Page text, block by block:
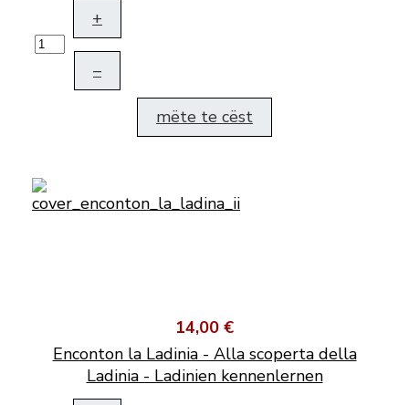
+
–
mëte te cëst
14,00 €
Enconton la Ladinia - Alla scoperta della
Ladinia - Ladinien kennenlernen